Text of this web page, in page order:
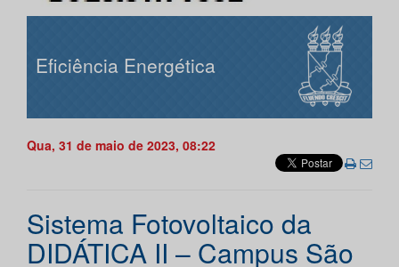
Eficiência Energética
Qua, 31 de maio de 2023, 08:22
Sistema Fotovoltaico da
DIDÁTICA II – Campus São